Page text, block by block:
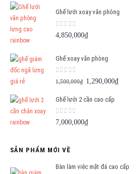
Ghế lưới xoay văn phòng
0 out of 5
4,850,000₫
Ghế xoay văn phòng
0 out of 5
1,500,000₫ Giá
là:
1,290,000₫Giá
Ghế lưới 2 cần cao cấp
0 out of 5
7,000,000₫
SẢN PHẨM MỚI VỀ
Bàn làm việc mặt đá cao cấp